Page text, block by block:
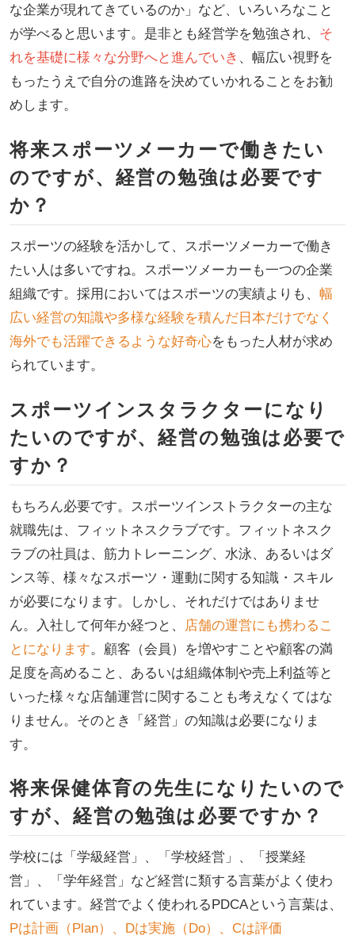
な企業が現れてきているのか」など、いろいろなこと
が学べると思います。是非とも経営学を勉強され、 そ
れを基礎に様々な分野へと進んでいき 、幅広い視野を
もったうえで自分の進路を決めていかれることをお勧
めします。
将来スポーツメーカーで働きたい
のですが、経営の勉強は必要です
か？
スポーツの経験を活かして、スポーツメーカーで働き
たい人は多いですね。スポーツメーカーも一つの企業
組織です。採用においてはスポーツの実績よりも、 幅
広い経営の知識や多様な経験を積んだ日本だけでなく
海外でも活躍できるような好奇心をもった人材が求め
られています。
スポーツインスタラクターになり
たいのですが、経営の勉強は必要で
すか？
もちろん必要です。スポーツインストラクターの主な
就職先は、フィットネスクラブです。フィットネスク
ラブの社員は、筋力トレーニング、水泳、あるいはダ
ンス等、様々なスポーツ・運動に関する知識・スキル
が必要になります。しかし、それだけではありませ
ん。入社して何年か経つと、
店舗の運営にも携わるこ
とになります。顧客（会員）を増やすことや顧客の満
足度を高めること、あるいは組織体制や売上利益等と
いった様々な店舗運営に関することも考えなくてはな
りません。そのとき「経営」の知識は必要になりま
す。
将来保健体育の先生になりたいので
すが、経営の勉強は必要ですか？
学校には「学級経営」、「学校経営」、「授業経
営」、「学年経営」など経営に類する言葉がよく使わ
れています。経営でよく使われるPDCAという言葉は、
Pは計画（Plan）、Dは実施（Do）、Cは評価